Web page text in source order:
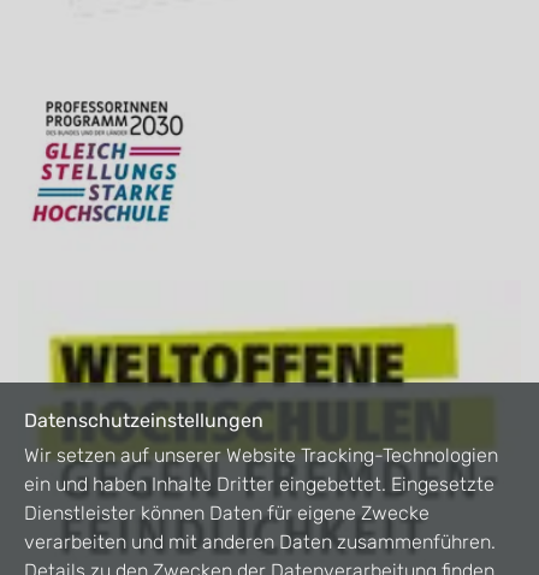
Datenschutzeinstellungen
Wir setzen auf unserer Website Tracking-Technologien
ein und haben Inhalte Dritter eingebettet. Eingesetzte
Dienstleister können Daten für eigene Zwecke
verarbeiten und mit anderen Daten zusammenführen.